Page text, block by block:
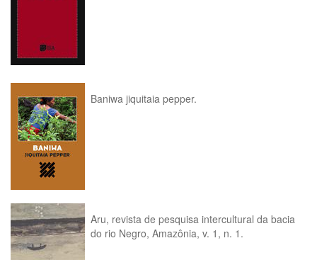
Baniwa jiquitaia pepper.
Aru, revista de pesquisa intercultural da bacia
do rio Negro, Amazônia, v. 1, n. 1.